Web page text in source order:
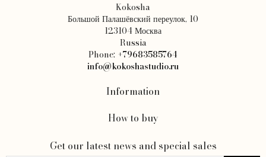
Kokosha
Большой Палашёвский переулок, 10
123104 Москва
Russia
Phone: +79683585764
info@kokoshastudio.ru
Information
How to buy
Get our latest news and special sales